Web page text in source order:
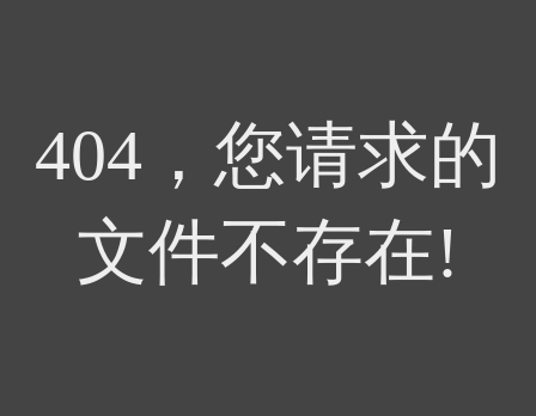
404，您请求的
文件不存在!